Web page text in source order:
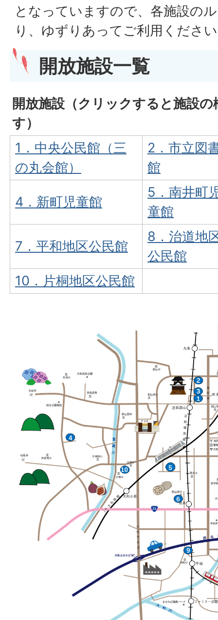
となっていますので、各施設の
り、ゆずりあってご利用くださ
開放施設一覧
開放施設（クリックすると施設
す）
1．中央公民館（三
の丸会館）
2．市立図
館
4．新町児童館
5．南井町
童館
7．平和地区公民館
8．治道地
公民館
10．片桐地区公民館